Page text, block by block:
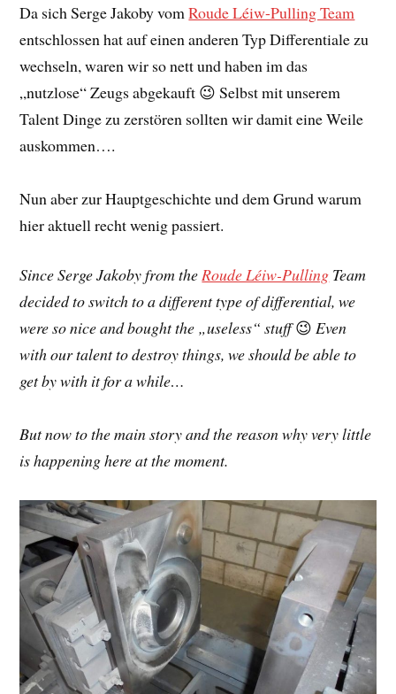
Da sich Serge Jakoby vomRoude Léiw-Pulling Team
entschlossen hat auf einen anderen Typ Differentiale zu
wechseln, waren wir so nett und haben im das
„nutzlose“ Zeugs abgekauft 😉 Selbst mit unserem
Talent Dinge zu zerstören sollten wir damit eine Weile
auskommen….
Nun aber zur Hauptgeschichte und dem Grund warum
hier aktuell recht wenig passiert.
Since Serge Jakoby from theRoude Léiw-Pulling Team
decided to switch to a different type of differential, we
were so nice and bought the „useless“ stuff😉 Even
with our talent to destroy things, we should be able to
get by with it for a while…
But now to the main story and the reason why very little
is happening here at the moment.